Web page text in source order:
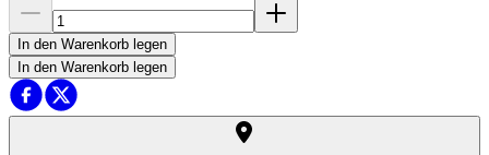
In den Warenkorb legen
In den Warenkorb legen